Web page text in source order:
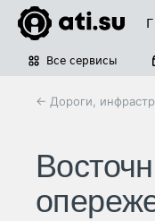
Все сервисы
← Дороги,